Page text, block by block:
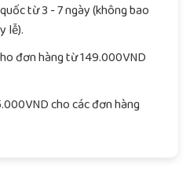
từ 3 - 7 ngày (không bao
lễ).
đơn hàng từ 149.000VND
cho các đơn hàng